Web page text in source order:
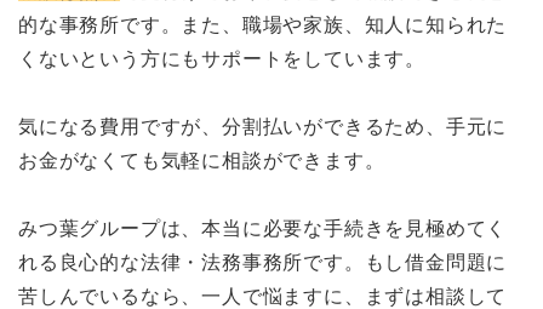
的な事務所です。また、職場や家族、知人に知られた
くないという方にもサポートをしています。
気になる費用ですが、分割払いができるため、手元に
お金がなくても気軽に相談ができます。
みつ葉グループは、本当に必要な手続きを見極めてく
れる良心的な法律・法務事務所です。もし借金問題に
苦しんでいるなら、一人で悩ますに、まずは相談して